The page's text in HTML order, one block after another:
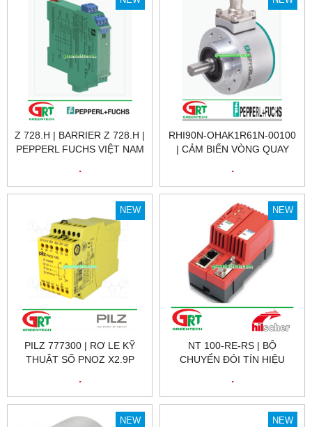
Z 728.H | BARRIER Z 728.H |
PEPPERL FUCHS VIỆT NAM
.
RHI90N-OHAK1R61N-00100
| CẢM BIẾN VÒNG QUAY
OHAK1R61N-00100 |
PEPPERL FUCHS VIỆT NAM
.
NEW
PILZ 777300 | RƠ LE KỸ
THUẬT SỐ PNOZ X2.9P
.
NEW
NT 100-RE-RS | BỘ
CHUYỂN ĐỎI TÍN HIỆU
.
NEW NEW